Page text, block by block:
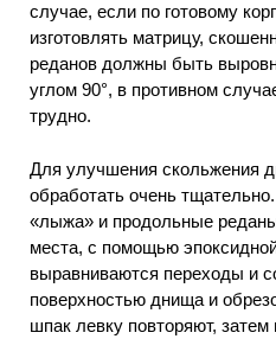
случае, если по готовому
изготовлять матрицу,
реданов должны быть
углом 90°, в противном
трудно.
Для улучшения скольжения
обработать очень
«лыжа» и продольные
места, с помощью
выравниваются переходы и
поверхностью днища и
шпак левку повторяют,